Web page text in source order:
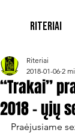
Riteriai
“Trakai”
2018 – ųjų
Riteriai
2018-01-06 2
Praėjusiame